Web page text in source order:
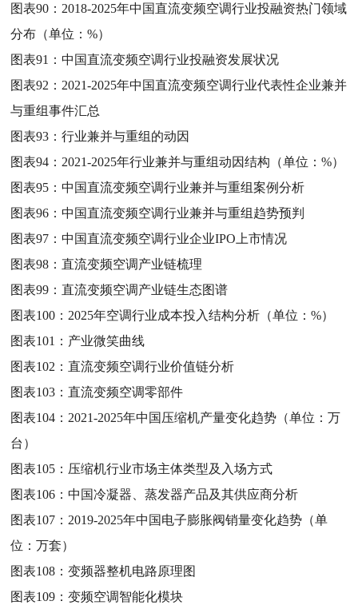
图表90： 2018-2025年中国直流变频空调行业投融资热门领域
分布（单位：%）
图表91：中国直流变频空调行业投融资发展状况
图表92： 2021-2025年中国直流变频空调行业代表性企业兼并
与重组事件汇总
图表93：行业兼并与重组的动因
图表94： 2021-2025年行业兼并与重组动因结构（单位：%）
图表95：中国直流变频空调行业兼并与重组案例分析
图表96：中国直流变频空调行业兼并与重组趋势预判
图表97：中国直流变频空调行业企业IPO上市情况
图表98：直流变频空调产业链梳理
图表99：直流变频空调产业链生态图谱
图表100： 2025年空调行业成本投入结构分析（单位：%）
图表101： 产业微笑曲线
图表102：直流变频空调行业价值链分析
图表103：直流变频空调零部件
图表104： 2021-2025年中国压缩机产量变化趋势（单位：万
台）
图表105： 压缩机行业市场主体类型及入场方式
图表106：中国冷凝器、蒸发器产品及其供应商分析
图表107： 2019-2025年中国电子膨胀阀销量变化趋势（单
位：万套）
图表108：变频器整机电路原理图
图表109：变频空调智能化模块